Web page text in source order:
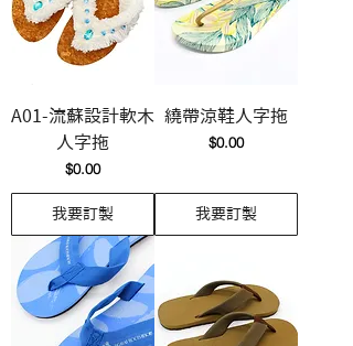
A01-流蘇設計軟木
人字拖
價格
$0.00
我要訂製
繞帶涼鞋人字拖
價格
$0.00
我要訂製